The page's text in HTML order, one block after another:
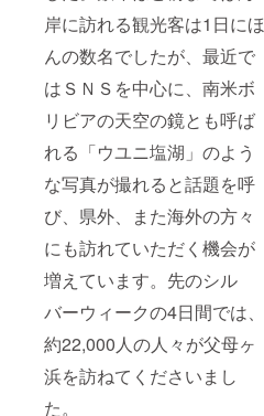
岸に訪れる観光客は1日にほ
んの数名でしたが、最近で
はＳＮＳを中心に、南米ボ
リビアの天空の鏡とも呼ば
れる「ウユニ塩湖」のよう
な写真が撮れると話題を呼
び、県外、また海外の方々
にも訪れていただく機会が
増えています。先のシル
バーウィークの4日間では、
約22,000人の人々が父母ヶ
浜を訪ねてくださいまし
た。